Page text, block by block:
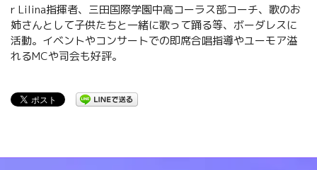
r Lilina指揮者、三田国際学園中高コーラス部コーチ、歌のお
姉さんとして子供たちと一緒に歌って踊る等、ボーダレスに
活動。イベントやコンサートでの即席合唱指導やユーモア溢
れるMCや司会も好評。